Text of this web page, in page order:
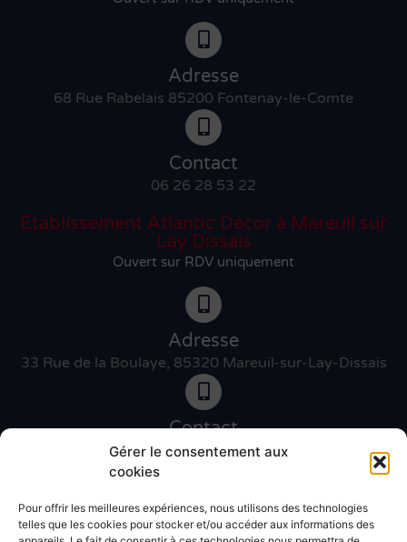
Gérer le consentement aux
cookies
Pour offrir les meilleures expériences, nous utilisons des technologies
telles que les cookies pour stocker et/ou accéder aux informations des
Adresse
68 Rue Rabelais 85200 Fontenay-le-Comte
Contact
06 26 28 53 22
Etablissement Atlantic Décor à Mareuil sur
Lay Dissais
Ouvert sur RDV uniquement
Adresse
33 Rue de la Boulaye, 85320 Mareuil-sur-Lay-Dissais
Contact
06 46 27 89 83
Contact
02 51 30 31 09